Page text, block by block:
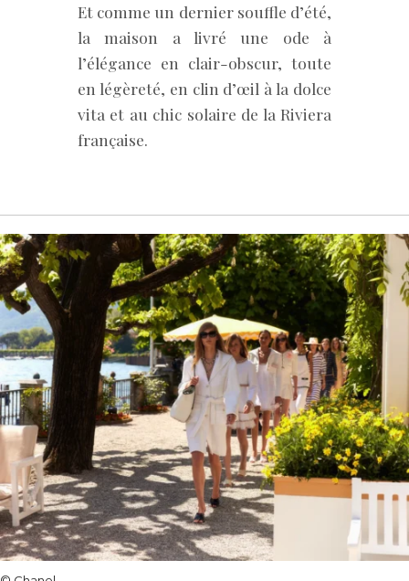
Et comme un dernier souffle d’été,
la maison a livré une ode à
l’élégance en clair-obscur, toute
en légèreté, en clin d’œil à la dolce
vita et au chic solaire de la Riviera
française.